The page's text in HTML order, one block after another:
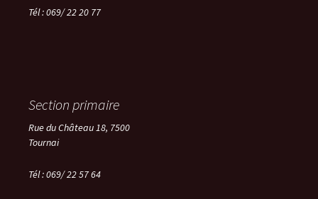
Tél : 069/ 22 20 77
Section primaire
Rue du Château 18, 7500
Tournai
Tél : 069/ 22 57 64